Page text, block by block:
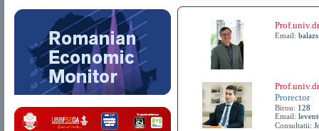
Email:
Prorector
Birou: 128
Email:
Consultatii: